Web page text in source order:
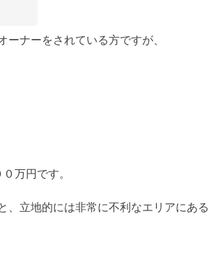
ナーをされている方ですが、
万円です。
、立地的には非常に不利なエリアにある